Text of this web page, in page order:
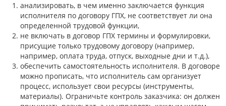
анализировать, в чем именно заключается функция
исполнителя по договору ГПХ, не соответствует ли она
определенной трудовой функции,
не включать в договор ГПХ термины и формулировки,
присущие только трудовому договору (например,
например, оплата труда, отпуск, выходные дни и т.д.),
обеспечить самостоятельность исполнителя. В договоре
можно прописать, что исполнитель сам организует
процесс, использует свои ресурсы (инструменты,
материалы). Ограничьте контроль заказчика: он должен